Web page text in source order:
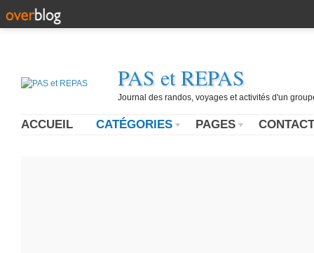
PAS et REPAS
Journal des randos, voyages et activités d'un
ACCUEIL CATÉGORIES PAGES CONTACT